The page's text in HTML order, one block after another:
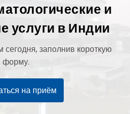
и
услуги в Индии
заполнив короткую
форму.
на приём